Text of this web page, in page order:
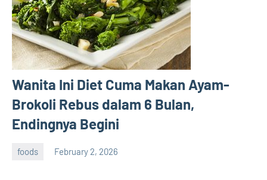
Wanita Ini Diet Cuma Makan Ayam-
Brokoli Rebus dalam 6 Bulan,
Endingnya Begini
foods February 2, 2026